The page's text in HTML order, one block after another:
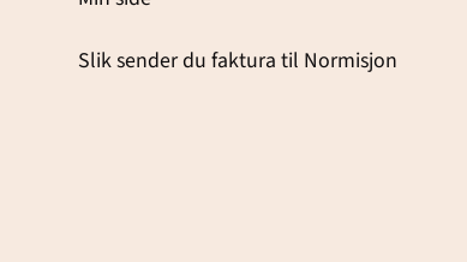
Slik sender du faktura til Normisjon